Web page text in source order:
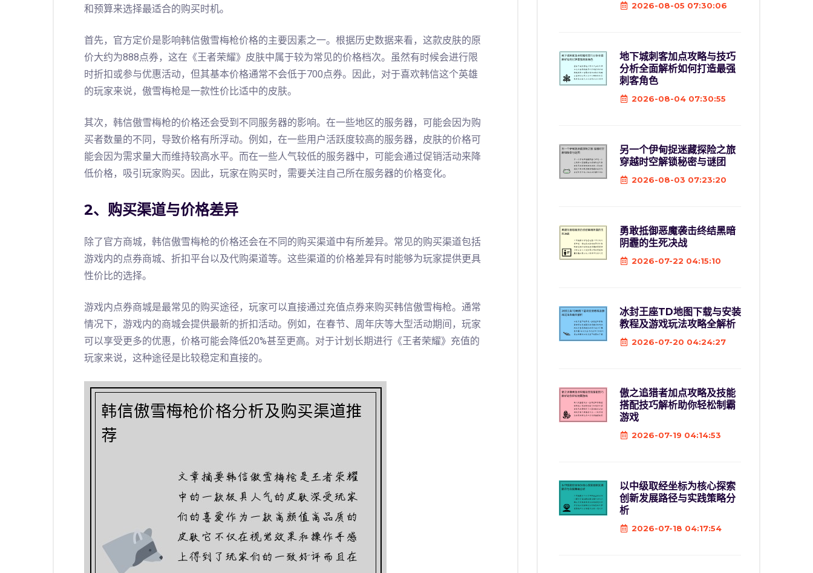
和预算来选择最适合的购买时机。
首先，官方定价是影响韩信傲雪梅枪价格的主要因素之一。根据历史数据来看，这款皮肤的原
价大约为888点券，这在《王者荣耀》皮肤中属于较为常见的价格档次。虽然有时候会进行限
时折扣或参与优惠活动，但其基本价格通常不会低于700点券。因此，对于喜欢韩信这个英雄
的玩家来说，傲雪梅枪是一款性价比适中的皮肤。
其次，韩信傲雪梅枪的价格还会受到不同服务器的影响。在一些地区的服务器，可能会因为购
买者数量的不同，导致价格有所浮动。例如，在一些用户活跃度较高的服务器，皮肤的价格可
能会因为需求量大而维持较高水平。而在一些人气较低的服务器中，可能会通过促销活动来降
低价格，吸引玩家购买。因此，玩家在购买时，需要关注自己所在服务器的价格变化。
2、购买渠道与价格差异
除了官方商城，韩信傲雪梅枪的价格还会在不同的购买渠道中有所差异。常见的购买渠道包括
游戏内的点券商城、折扣平台以及代购渠道等。这些渠道的价格差异有时能够为玩家提供更具
性价比的选择。
游戏内点券商城是最常见的购买途径，玩家可以直接通过充值点券来购买韩信傲雪梅枪。通常
情况下，游戏内的商城会提供最新的折扣活动。例如，在春节、周年庆等大型活动期间，玩家
可以享受更多的优惠，价格可能会降低20%甚至更高。对于计划长期进行《王者荣耀》充值的
玩家来说，这种途径是比较稳定和直接的。
2026-08-05 07:30:06
地下城刺客加点攻略与技巧
分析全面解析如何打造最强
刺客角色
2026-08-04 07:30:55
另一个伊甸捉迷藏探险之旅
穿越时空解锁秘密与谜团
2026-08-03 07:23:20
勇敢抵御恶魔袭击终结黑暗
阴霾的生死决战
2026-07-22 04:15:10
冰封王座TD地图下载与安装
教程及游戏玩法攻略全解析
2026-07-20 04:24:27
傲之追猎者加点攻略及技能
搭配技巧解析助你轻松制霸
游戏
2026-07-19 04:14:53
以中级取经坐标为核心探索
创新发展路径与实践策略分
析
2026-07-18 04:17:54